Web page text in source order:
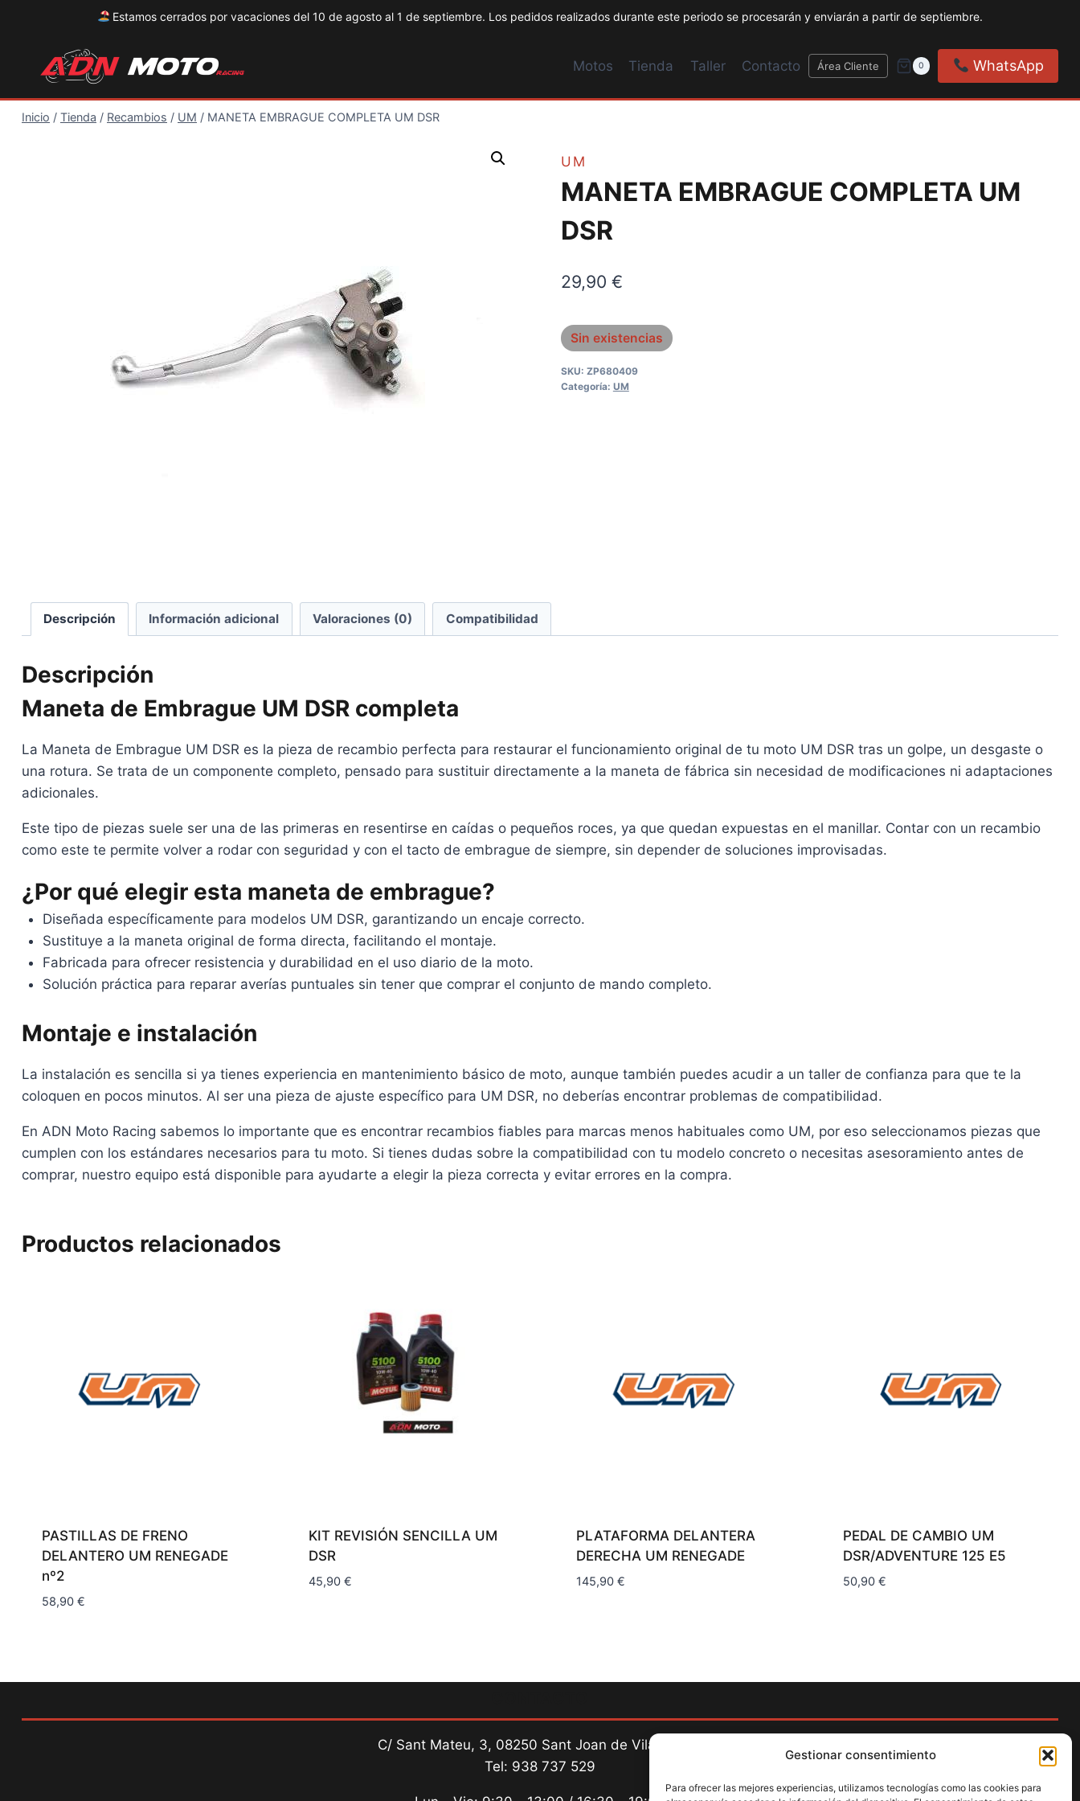
Gestionar consentimiento
Para ofrecer las mejores experiencias, utilizamos tecnologías como las cookies para
Estamos cerrados por vacaciones del 10 de agosto al 1 de septiembre. Los pedidos realizados durante este periodo se procesarán y enviarán a partir de septiembre.
contenido
Motos Tienda Taller Contacto Área Cliente 0 WhatsApp
Inicio / Tienda / Recambios / UM / MANETA EMBRAGUE COMPLETA UM DSR
UM
MANETA EMBRAGUE COMPLETA UM
DSR
29,90 €
Sin existencias
SKU: ZP680409
Categoría: UM
Descripción Información adicional Valoraciones (0) Compatibilidad
Descripción
Maneta de Embrague UM DSR completa
La Maneta de Embrague UM DSR es la pieza de recambio perfecta para restaurar el funcionamiento original de tu moto UM DSR tras un golpe, un desgaste o
una rotura. Se trata de un componente completo, pensado para sustituir directamente a la maneta de fábrica sin necesidad de modificaciones ni adaptaciones
adicionales.
Este tipo de piezas suele ser una de las primeras en resentirse en caídas o pequeños roces, ya que quedan expuestas en el manillar. Contar con un recambio
como este te permite volver a rodar con seguridad y con el tacto de embrague de siempre, sin depender de soluciones improvisadas.
¿Por qué elegir esta maneta de embrague?
Diseñada específicamente para modelos UM DSR, garantizando un encaje correcto.
Sustituye a la maneta original de forma directa, facilitando el montaje.
Fabricada para ofrecer resistencia y durabilidad en el uso diario de la moto.
Solución práctica para reparar averías puntuales sin tener que comprar el conjunto de mando completo.
Montaje e instalación
La instalación es sencilla si ya tienes experiencia en mantenimiento básico de moto, aunque también puedes acudir a un taller de confianza para que te la
coloquen en pocos minutos. Al ser una pieza de ajuste específico para UM DSR, no deberías encontrar problemas de compatibilidad.
En ADN Moto Racing sabemos lo importante que es encontrar recambios fiables para marcas menos habituales como UM, por eso seleccionamos piezas que
cumplen con los estándares necesarios para tu moto. Si tienes dudas sobre la compatibilidad con tu modelo concreto o necesitas asesoramiento antes de
comprar, nuestro equipo está disponible para ayudarte a elegir la pieza correcta y evitar errores en la compra.
Productos relacionados
PASTILLAS DE FRENO
DELANTERO UM RENEGADE
nº2
58,90 €
KIT REVISIÓN SENCILLA UM
DSR
45,90 €
PLATAFORMA DELANTERA
DERECHA UM RENEGADE
145,90 €
PEDAL DE CAMBIO UM
DSR/ADVENTURE 125 E5
50,90 €
C/ Sant Mateu, 3, 08250 Sant Joan de Vilatorrada
Tel: 938 737 529